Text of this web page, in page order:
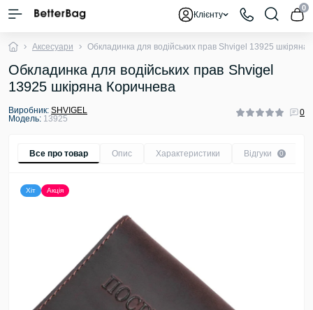
Клієнту
0
Аксесуари Обкладинка для водійських прав Shvigel 13925 шкіряна
Обкладинка для водійських прав Shvigel
13925 шкіряна Коричнева
Виробник: SHVIGEL
Модель: 13925
0
Все про товар Опис Характеристики Відгуки 0
Хіт Акція